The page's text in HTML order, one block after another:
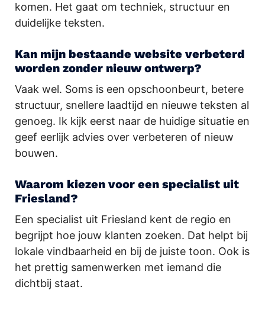
komen. Het gaat om techniek, structuur en
duidelijke teksten.
Kan mijn bestaande website verbeterd
worden zonder nieuw ontwerp?
Vaak wel. Soms is een opschoonbeurt, betere
structuur, snellere laadtijd en nieuwe teksten al
genoeg. Ik kijk eerst naar de huidige situatie en
geef eerlijk advies over verbeteren of nieuw
bouwen.
Waarom kiezen voor een specialist uit
Friesland?
Een specialist uit Friesland kent de regio en
begrijpt hoe jouw klanten zoeken. Dat helpt bij
lokale vindbaarheid en bij de juiste toon. Ook is
het prettig samenwerken met iemand die
dichtbij staat.